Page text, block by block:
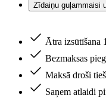
Zīdaiņu guļammaisi
Ātra izsūtīšana
Bezmaksas
Maksā droši
Saņem atlaidi